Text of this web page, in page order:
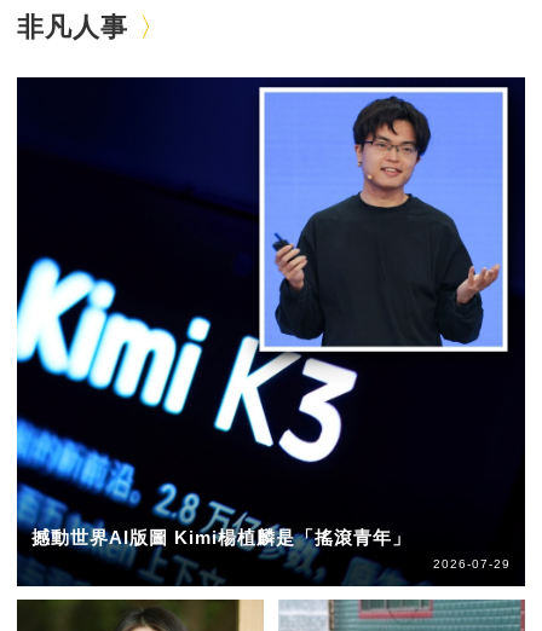
非凡人事
撼動世界AI版圖 Kimi楊植麟是「搖滾青年」
2026-07-29